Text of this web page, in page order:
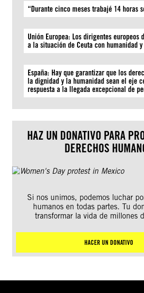
“Durante cinco meses trabajé 14 horas
Unión Europea: Los dirigentes europeos
a la situación de Ceuta con humanidad
España: Hay que garantizar que los
la dignidad y la humanidad sean el eje
respuesta a la llegada excepcional de
HAZ UN DONATIVO PARA
DERECHOS
Si nos unimos, podemos luchar
humanos en todas partes. Tu
transformar la vida de millones
HACER UN DONATIVO